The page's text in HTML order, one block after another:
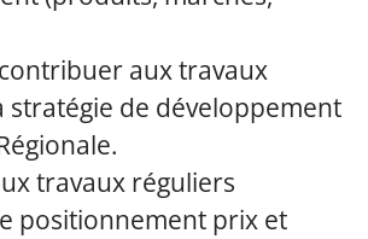
aux travaux
stratégie de développement
travaux réguliers
positionnement prix et